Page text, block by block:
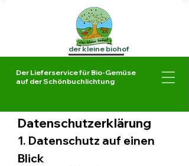
Der Lieferservice für Bio-Gemüse
auf der Schönbuchlichtung
der kleine biohof
Datenschutzerklärung
1. Datenschutz auf einen
Blick